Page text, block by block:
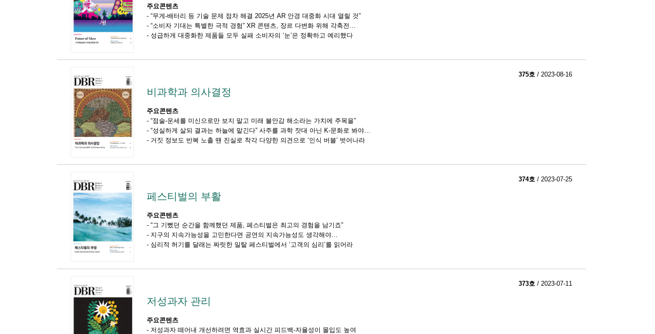
주요콘텐츠
- “무게-배터리 등 기술 문제 점차 해결 2025년 AR 안경 대중화 시대 열릴 것”
- “소비자 기대는 특별한 극적 경험” XR 콘텐츠, 장르 다변화 위해 각축전
- 성급하게 대중화한 제품들 모두 실패 소비자의 ‘눈’은 정확하고 예리했다
375호 / 2023-08-16
비과학과 의사결정
주요콘텐츠
- “점술-운세를 미신으로만 보지 말고 미래 불안감 해소라는 가치에 주목을”
- “성실하게 살되 결과는 하늘에 맡긴다” 사주를 과학 잣대 아닌 K-문화로 봐야
- 거짓 정보도 반복 노출 땐 진실로 착각 다양한 의견으로 ‘인식 버블’ 벗어나라
374호 / 2023-07-25
페스티벌의 부활
주요콘텐츠
- “그 기뻤던 순간을 함께했던 제품, 페스티벌은 최고의 경험을 남기죠”
- 지구의 지속가능성을 고민한다면 공연의 지속가능성도 생각해야
- 심리적 허기를 달래는 짜릿한 일탈 페스티벌에서 ‘고객의 심리’를 읽어라
373호 / 2023-07-11
저성과자 관리
주요콘텐츠
- 저성과자 떼어내 개선하려면 역효과 실시간 피드백-자율성이 몰입도 높여